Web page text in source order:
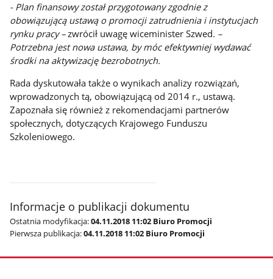
- Plan finansowy został przygotowany zgodnie z
obowiązującą ustawą o promocji zatrudnienia i instytucjach
rynku pracy –zwrócił uwagę wiceminister Szwed. –
Potrzebna jest nowa ustawa, by móc efektywniej wydawać
środki na aktywizację bezrobotnych.
Rada dyskutowała także o wynikach analizy rozwiązań,
wprowadzonych tą, obowiązującą od 2014 r., ustawą.
Zapoznała się również z rekomendacjami partnerów
społecznych, dotyczących Krajowego Funduszu
Szkoleniowego.
Informacje o publikacji dokumentu
Ostatnia modyfikacja:04.11.2018 11:02 Biuro Promocji
Pierwsza publikacja:04.11.2018 11:02 Biuro Promocji